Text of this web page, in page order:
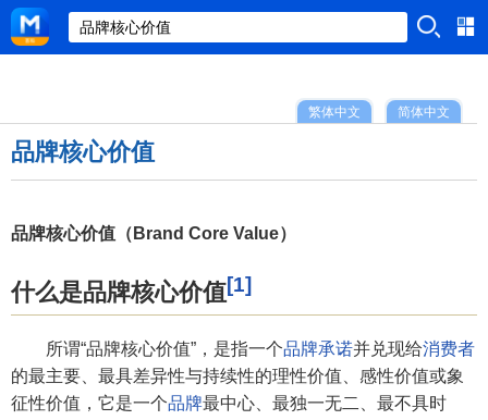
简体中文
繁体中文
品牌核心价值
品牌核心价值（Brand Core Value）
什么是品牌核心价值[1]
所谓“品牌核心价值”，是指一个品牌承诺并兑现给消费者
的最主要、最具差异性与持续性的理性价值、感性价值或象
征性价值，它是一个品牌最中心、最独一无二、最不具时